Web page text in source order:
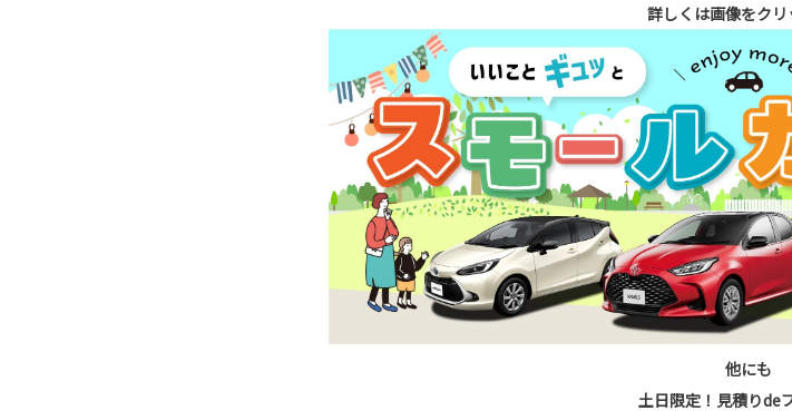
詳しくは画像をク
他にも
土日限定！見積りde